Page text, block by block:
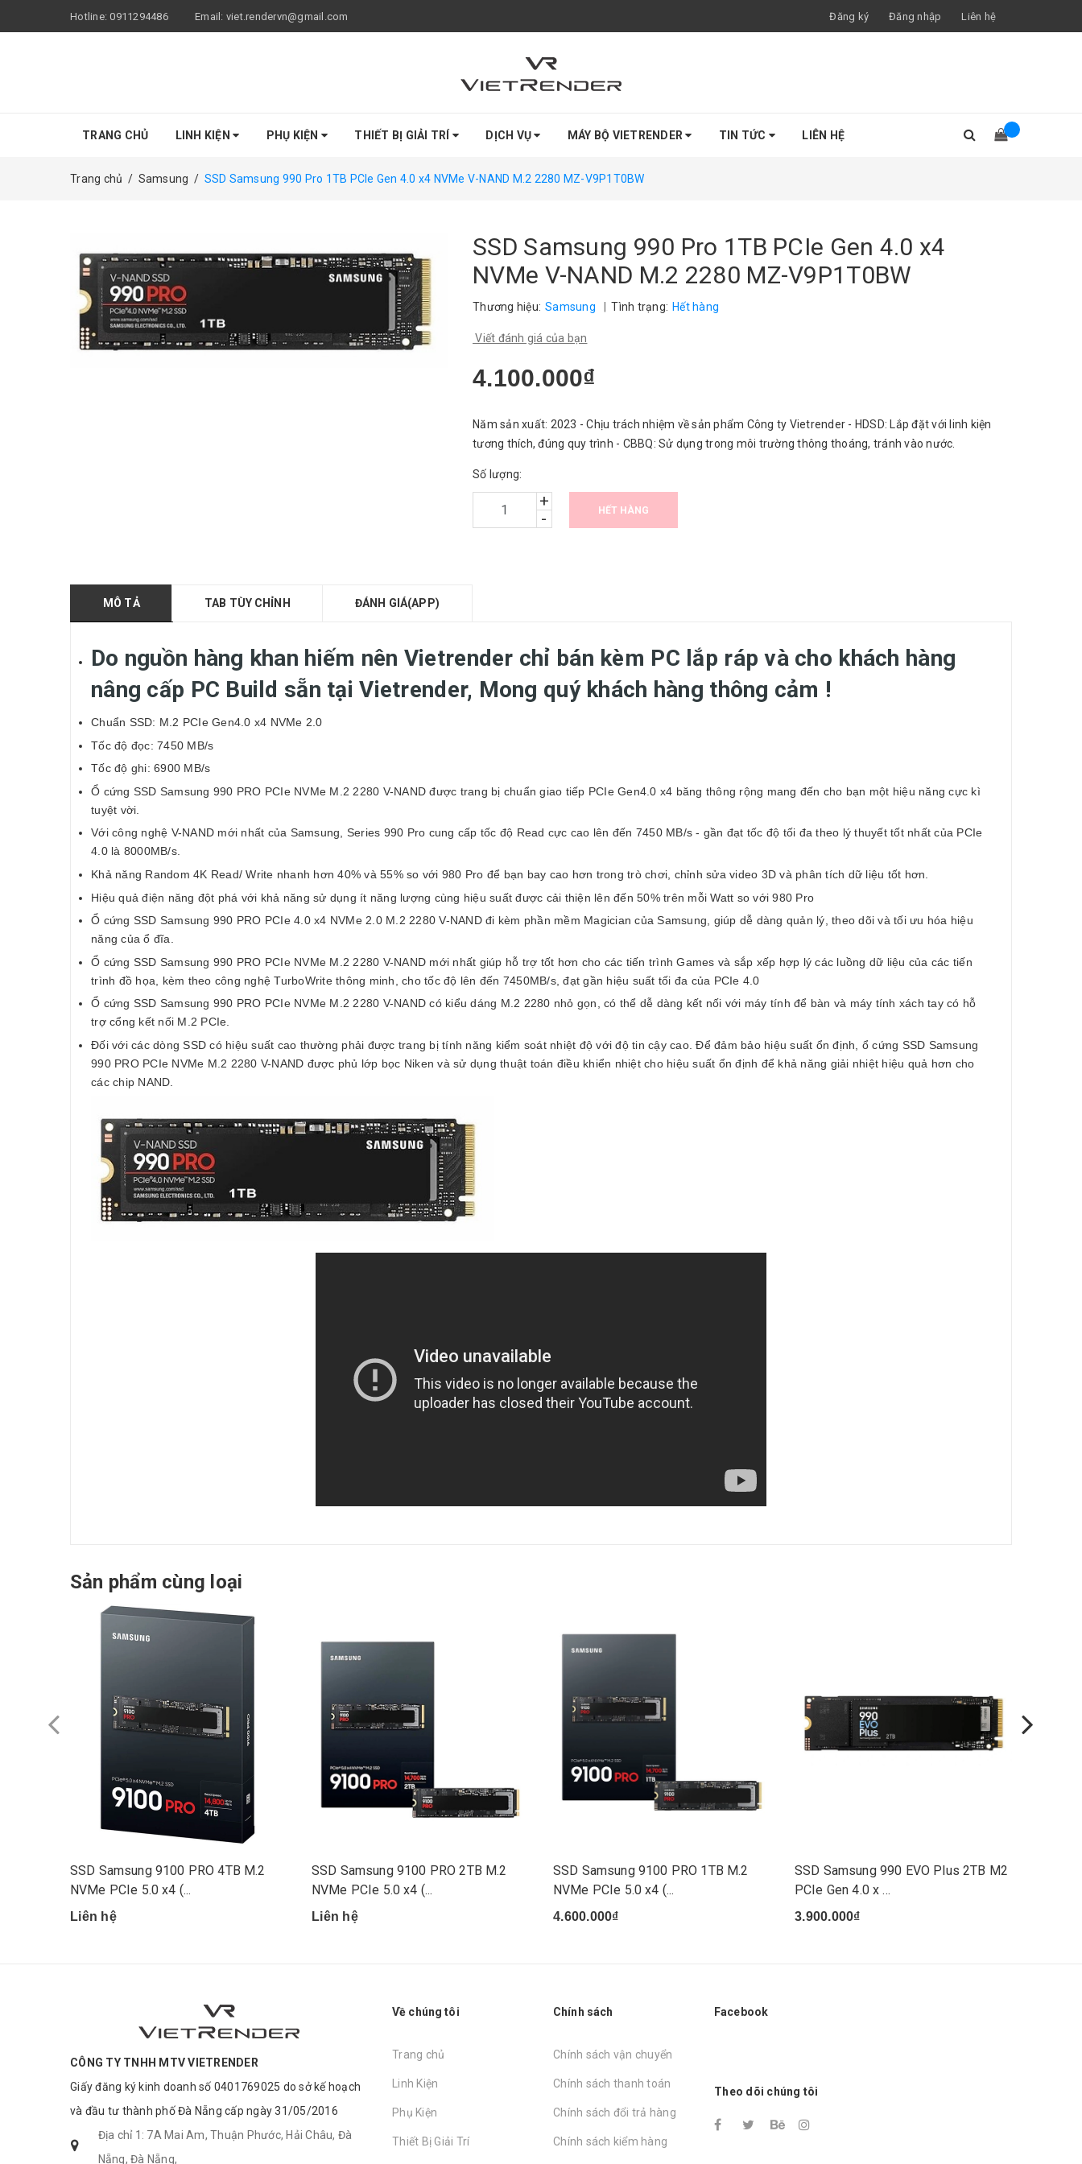
Hotline:0911294486 Email: viet.rendervn@gmail.com Đăng ký Đăng nhập Liên hệ
TRANG CHỦ LINH KIỆN PHỤ KIỆN THIẾT BỊ GIẢI TRÍ DỊCH VỤ MÁY BỘ VIETRENDER TIN TỨC LIÊN HỆ
Trang chủ / Samsung / SSD Samsung 990 Pro 1TB PCIe Gen 4.0 x4 NVMe V-NAND M.2 2280 MZ-V9P1T0BW
SSD Samsung 990 Pro 1TB PCIe Gen 4.0 x4
NVMe V-NAND M.2 2280 MZ-V9P1T0BW
Thương hiệu: Samsung |Tình trạng: Hết hàng
Viết đánh giá của bạn
4.100.000₫
Năm sản xuất: 2023 - Chịu trách nhiệm về sản phẩm Công ty Vietrender - HDSD: Lắp đặt với linh kiện
tương thích, đúng quy trình - CBBQ: Sử dụng trong môi trường thông thoáng, tránh vào nước.
Số lượng:
+
-
HẾT HÀNG
MÔ TẢ TAB TÙY CHỈNH ĐÁNH GIÁ(APP)
Do nguồn hàng khan hiếm nên Vietrender chỉ bán kèm PC lắp ráp và cho khách hàng
nâng cấp PC Build sẵn tại Vietrender, Mong quý khách hàng thông cảm !
Chuẩn SSD: M.2 PCIe Gen4.0 x4 NVMe 2.0
Tốc độ đọc: 7450 MB/s
Tốc độ ghi: 6900 MB/s
Ổ cứng SSD Samsung 990 PRO PCIe NVMe M.2 2280 V-NAND được trang bị chuẩn giao tiếp PCIe Gen4.0 x4 băng thông rộng mang đến cho bạn một hiệu năng cực kì
tuyệt vời.
Với công nghệ V-NAND mới nhất của Samsung, Series 990 Pro cung cấp tốc độ Read cực cao lên đến 7450 MB/s - gần đạt tốc độ tối đa theo lý thuyết tốt nhất của PCIe
4.0 là 8000MB/s.
Khả năng Random 4K Read/ Write nhanh hơn 40% và 55% so với 980 Pro để bạn bay cao hơn trong trò chơi, chỉnh sửa video 3D và phân tích dữ liệu tốt hơn.
Hiệu quả điện năng đột phá với khả năng sử dụng ít năng lượng cùng hiệu suất được cải thiện lên đến 50% trên mỗi Watt so với 980 Pro
Ổ cứng SSD Samsung 990 PRO PCIe 4.0 x4 NVMe 2.0 M.2 2280 V-NAND đi kèm phần mềm Magician của Samsung, giúp dễ dàng quản lý, theo dõi và tối ưu hóa hiệu
năng của ổ đĩa.
Ổ cứng SSD Samsung 990 PRO PCIe NVMe M.2 2280 V-NAND mới nhất giúp hỗ trợ tốt hơn cho các tiến trình Games và sắp xếp hợp lý các luồng dữ liệu của các tiến
trình đồ họa, kèm theo công nghệ TurboWrite thông minh, cho tốc độ lên đến 7450MB/s, đạt gần hiệu suất tối đa của PCIe 4.0
Ổ cứng SSD Samsung 990 PRO PCIe NVMe M.2 2280 V-NAND có kiểu dáng M.2 2280 nhỏ gọn, có thể dễ dàng kết nối với máy tính để bàn và máy tính xách tay có hỗ
trợ cổng kết nối M.2 PCIe.
Đối với các dòng SSD có hiệu suất cao thường phải được trang bị tính năng kiểm soát nhiệt độ với độ tin cậy cao. Để đảm bảo hiệu suất ổn định, ổ cứng SSD Samsung
990 PRO PCIe NVMe M.2 2280 V-NAND được phủ lớp bọc Niken và sử dụng thuật toán điều khiển nhiệt cho hiệu suất ổn định để khả năng giải nhiệt hiệu quả hơn cho
các chip NAND.
Sản phẩm cùng loại
SSD Samsung 9100 PRO 4TB M.2
NVMe PCIe 5.0 x4 (...
Liên hệ
SSD Samsung 9100 PRO 2TB M.2
NVMe PCIe 5.0 x4 (...
Liên hệ
SSD Samsung 9100 PRO 1TB M.2
NVMe PCIe 5.0 x4 (...
4.600.000₫
SSD Samsung 990 EVO Plus 2TB M2
PCIe Gen 4.0 x ...
3.900.000₫
CÔNG TY TNHH MTV VIETRENDER
Giấy đăng ký kinh doanh số 0401769025 do sở kế hoạch
và đầu tư thành phố Đà Nẵng cấp ngày 31/05/2016
Địa chỉ 1: 7A Mai Am, Thuận Phước, Hải Châu, Đà
Nẵng, Đà Nẵng,
Về chúng tôi
Trang chủ
Linh Kiện
Phụ Kiện
Thiết Bị Giải Trí
Chính sách
Chính sách vận chuyển
Chính sách thanh toán
Chính sách đổi trả hàng
Chính sách kiểm hàng
Facebook
Theo dõi chúng tôi